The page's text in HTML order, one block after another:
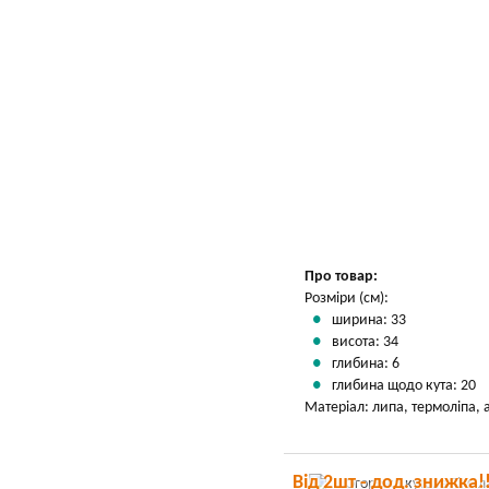
Про товар:
Розміри (см):
ширина: 33
висота: 34
глибина: 6
глибина щодо кута: 20
Матеріал: липа,
Від 2шт - дод.